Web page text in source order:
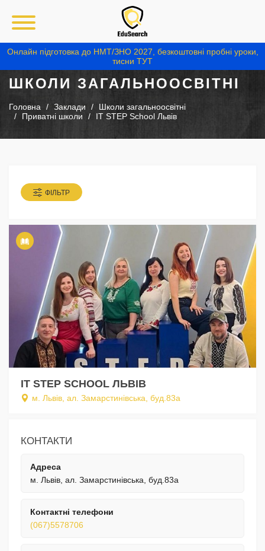
Онлайн підготовка до НМТ/ЗНО 2027, безкоштовні пробні уроки,
тисни ТУТ
ШКОЛИ ЗАГАЛЬНООСВІТНІ
Головна Заклади
Школи загальноосвітні
Приватні школи
IТ STEP School Львів
ФІЛЬТР
IТ STEP SCHOOL ЛЬВІВ
м. Львів, ал. Замарстинівська, буд.83а
КОНТАКТИ
Адреса
м. Львів, ал. Замарстинівська, буд.83а
Контактні телефони
(067)5578706